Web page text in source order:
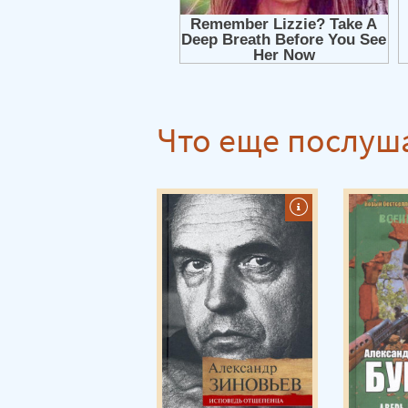
Истории, рассказанные Луне 13
Истории, рассказанные Луне 14
Истории, рассказанные Луне 17
Истории, рассказанные Луне 19
Истории, рассказанные Луне 20
Истории, рассказанные Луне 21
Истории, рассказанные Луне 22
Истории, рассказанные Луне 23
Истории, рассказанные Луне 24
Истории, рассказанные Луне 25
Что еще